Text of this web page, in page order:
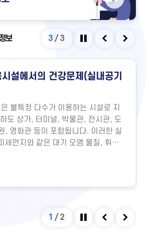
보 3 /3
설에서의 건강문제(실내공기
불특정 다수가 이용하는 시설로 지
도 상가, 터미널, 박물관, 전시관, 도
, 영화관 등이 포함됩니다. 이러한 실
세먼지와 같은 대기 오염 물질, 휘발
되면 호흡기 질환 등 다양한 건강 문
통, 구토, 근육통, 불쾌감과 같은 빌딩
와 건조한 환경으로 인해 냉방병도 나
1 / 2